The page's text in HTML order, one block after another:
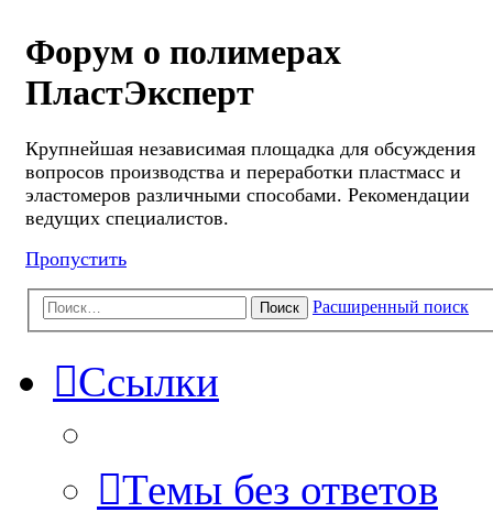
Форум о полимерах
ПластЭксперт
Крупнейшая независимая площадка для обсуждения
вопросов производства и переработки пластмасс и
эластомеров различными способами. Рекомендации
ведущих специалистов.
Пропустить
Поиск Расширенный поиск
Ссылки
Темы без ответов